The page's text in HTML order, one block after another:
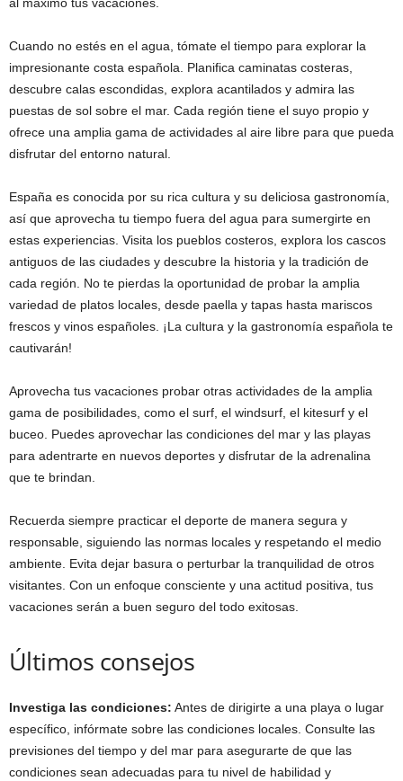
al máximo tus vacaciones.
Cuando no estés en el agua, tómate el tiempo para explorar la
impresionante costa española. Planifica caminatas costeras,
descubre calas escondidas, explora acantilados y admira las
puestas de sol sobre el mar. Cada región tiene el suyo propio y
ofrece una amplia gama de actividades al aire libre para que pueda
disfrutar del entorno natural.
España es conocida por su rica cultura y su deliciosa gastronomía,
así que aprovecha tu tiempo fuera del agua para sumergirte en
estas experiencias. Visita los pueblos costeros, explora los cascos
antiguos de las ciudades y descubre la historia y la tradición de
cada región. No te pierdas la oportunidad de probar la amplia
variedad de platos locales, desde paella y tapas hasta mariscos
frescos y vinos españoles. ¡La cultura y la gastronomía española te
cautivarán!
Aprovecha tus vacaciones probar otras actividades de la amplia
gama de posibilidades, como el surf, el windsurf, el kitesurf y el
buceo. Puedes aprovechar las condiciones del mar y las playas
para adentrarte en nuevos deportes y disfrutar de la adrenalina
que te brindan.
Recuerda siempre practicar el deporte de manera segura y
responsable, siguiendo las normas locales y respetando el medio
ambiente. Evita dejar basura o perturbar la tranquilidad de otros
visitantes. Con un enfoque consciente y una actitud positiva, tus
vacaciones serán a buen seguro del todo exitosas.
Últimos consejos
Investiga las condiciones: Antes de dirigirte a una playa o lugar
específico, infórmate sobre las condiciones locales. Consulte las
previsiones del tiempo y del mar para asegurarte de que las
condiciones sean adecuadas para tu nivel de habilidad y